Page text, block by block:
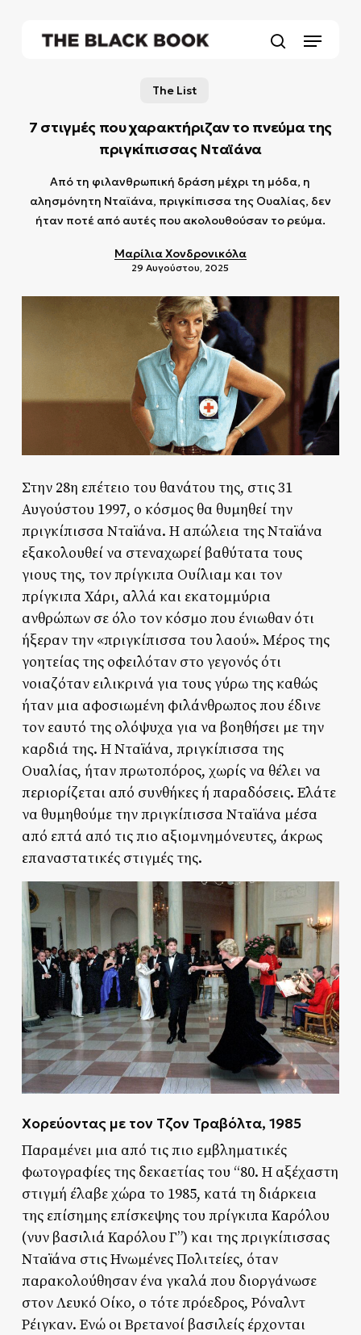
Menu
The List
7 στιγμές που χαρακτήριζαν το πνεύμα της
πριγκίπισσας Νταϊάνα
Από τη φιλανθρωπική δράση μέχρι τη μόδα, η
αλησμόνητη Νταϊάνα, πριγκίπισσα της Ουαλίας, δεν
ήταν ποτέ από αυτές που ακολουθούσαν το ρεύμα.
Μαρίλια Χονδρονικόλα
29 Αυγούστου, 2025
Στην 28η επέτειο του θανάτου της, στις 31
Αυγούστου 1997, ο κόσμος θα θυμηθεί την
πριγκίπισσα Νταϊάνα. Η απώλεια της Νταϊάνα
εξακολουθεί να στεναχωρεί βαθύτατα τους
γιους της, τον πρίγκιπα Ουίλιαμ και τον
πρίγκιπα Χάρι, αλλά και εκατομμύρια
ανθρώπων σε όλο τον κόσμο που ένιωθαν ότι
ήξεραν την «πριγκίπισσα του λαού». Μέρος της
γοητείας της οφειλόταν στο γεγονός ότι
νοιαζόταν ειλικρινά για τους γύρω της καθώς
ήταν μια αφοσιωμένη φιλάνθρωπος που έδινε
τον εαυτό της ολόψυχα για να βοηθήσει με την
καρδιά της. Η Νταϊάνα, πριγκίπισσα της
Ουαλίας, ήταν πρωτοπόρος, χωρίς να θέλει να
περιορίζεται από συνθήκες ή παραδόσεις. Ελάτε
να θυμηθούμε την πριγκίπισσα Νταϊάνα μέσα
από επτά από τις πιο αξιομνημόνευτες, άκρως
επαναστατικές στιγμές της.
Χορεύοντας με τον Τζον Τραβόλτα, 1985
Παραμένει μια από τις πιο εμβληματικές
φωτογραφίες της δεκαετίας του “80. Η αξέχαστη
στιγμή έλαβε χώρα το 1985, κατά τη διάρκεια
της επίσημης επίσκεψης του πρίγκιπα Καρόλου
(νυν βασιλιά Καρόλου Γ”) και της πριγκίπισσας
Νταϊάνα στις Ηνωμένες Πολιτείες, όταν
παρακολούθησαν ένα γκαλά που διοργάνωσε
στον Λευκό Οίκο, ο τότε πρόεδρος, Ρόναλντ
Ρέιγκαν. Ενώ οι Βρετανοί βασιλείς έρχονται